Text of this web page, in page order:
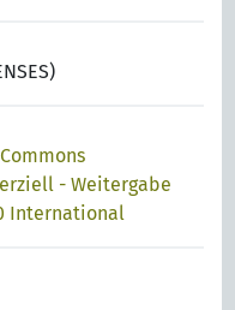
- Weitergabe
International